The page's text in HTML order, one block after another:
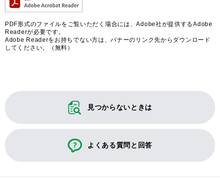
PDF形式のファイルをご覧いただく場合には、Adobe社が提供するAdobe
Readerが必要です。
Adobe Readerをお持ちでない方は、バナーのリンク先からダウンロード
してください。（無料）
見つからないときは
よくある質問と回答